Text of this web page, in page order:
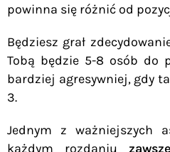
powinna się różnić od
Będziesz grał
Tobą będzie 5-8 osób do
bardziej agresywniej, gdy
3.
Jednym z ważniejszych
każdym rozdaniu